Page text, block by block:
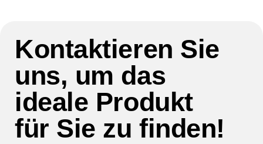
Kontaktieren Sie
uns, um das
ideale Produkt
für Sie zu finden!